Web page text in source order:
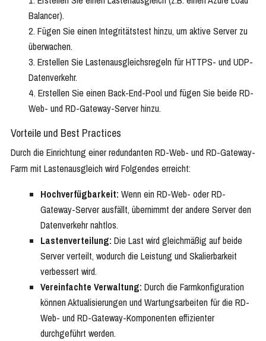
Balancer).
Fügen Sie einen Integritätstest hinzu, um aktive Server zu
überwachen.
Erstellen Sie Lastenausgleichsregeln für HTTPS- und UDP-
Datenverkehr.
Erstellen Sie einen Back-End-Pool und fügen Sie beide RD-
Web- und RD-Gateway-Server hinzu.
Vorteile und Best Practices
Durch die Einrichtung einer redundanten RD-Web- und RD-Gateway-
Farm mit Lastenausgleich wird Folgendes erreicht:
Hochverfügbarkeit: Wenn ein RD-Web- oder RD-
Gateway-Server ausfällt, übernimmt der andere Server den
Datenverkehr nahtlos.
Lastenverteilung: Die Last wird gleichmäßig auf beide
Server verteilt, wodurch die Leistung und Skalierbarkeit
verbessert wird.
Vereinfachte Verwaltung: Durch die Farmkonfiguration
können Aktualisierungen und Wartungsarbeiten für die RD-
Web- und RD-Gateway-Komponenten effizienter
durchgeführt werden.